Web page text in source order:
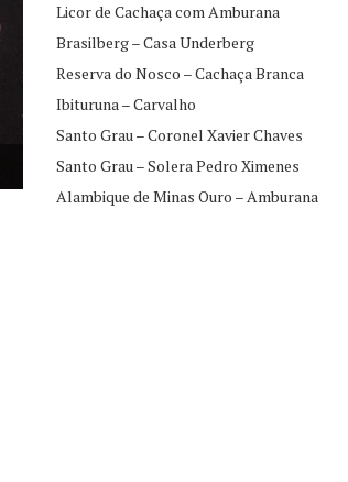
Licor de Cachaça com Amburana
Brasilberg – Casa Underberg
Reserva do Nosco – Cachaça Branca
Ibituruna – Carvalho
Santo Grau – Coronel Xavier Chaves
Santo Grau – Solera Pedro Ximenes
Alambique de Minas Ouro – Amburana